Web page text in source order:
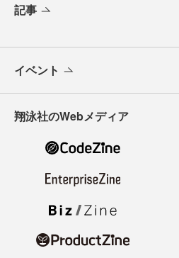
記事
イベント
翔泳社のWebメディア